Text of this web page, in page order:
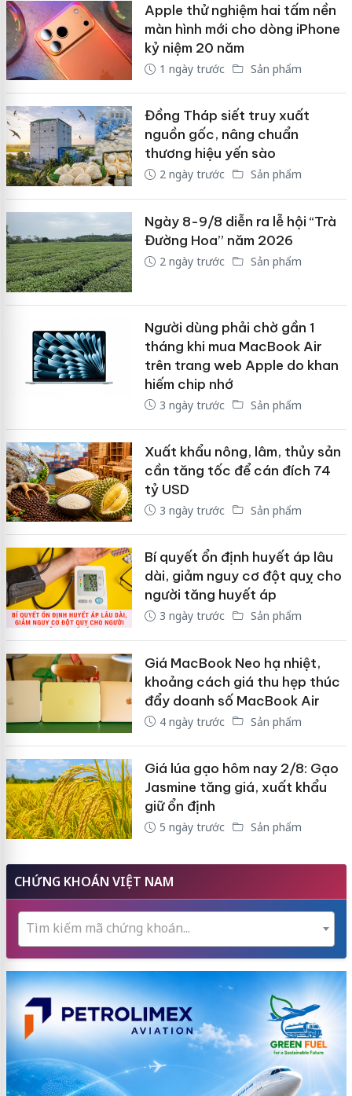
Apple thử nghiệm hai tấm nền
màn hình mới cho dòng iPhone
kỷ niệm 20 năm
1 ngày trước Sản phẩm
Đồng Tháp siết truy xuất
nguồn gốc, nâng chuẩn
thương hiệu yến sào
2 ngày trước Sản phẩm
Ngày 8-9/8 diễn ra lễ hội “Trà
Đường Hoa” năm 2026
2 ngày trước Sản phẩm
Người dùng phải chờ gần 1
tháng khi mua MacBook Air
trên trang web Apple do khan
hiếm chip nhớ
3 ngày trước Sản phẩm
Xuất khẩu nông, lâm, thủy sản
cần tăng tốc để cán đích 74
tỷ USD
3 ngày trước Sản phẩm
Bí quyết ổn định huyết áp lâu
dài, giảm nguy cơ đột quỵ cho
người tăng huyết áp
3 ngày trước Sản phẩm
Giá MacBook Neo hạ nhiệt,
khoảng cách giá thu hẹp thúc
đẩy doanh số MacBook Air
4 ngày trước Sản phẩm
Giá lúa gạo hôm nay 2/8: Gạo
Jasmine tăng giá, xuất khẩu
giữ ổn định
5 ngày trước Sản phẩm
CHỨNG KHOÁN VIỆT NAM
Tìm kiếm mã chứng khoán...